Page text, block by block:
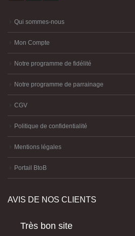
Qui sommes-nous
Mon Compte
Notre programme de fidélité
Notre programme de parrainage
CGV
Politique de confidentialité
Mentions légales
Portail BtoB
AVIS DE NOS CLIENTS
Très bon site